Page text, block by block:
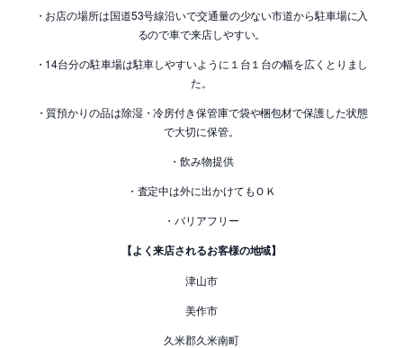
・お店の場所は国道53号線沿いで交通量の少ない市道から駐車場に入
るので車で来店しやすい。
・14台分の駐車場は駐車しやすいように１台１台の幅を広くとりまし
た。
・質預かりの品は除湿・冷房付き保管庫で袋や梱包材で保護した状態
で大切に保管。
・飲み物提供
・査定中は外に出かけてもＯＫ
・バリアフリー
【よく来店されるお客様の地域】
津山市
美作市
久米郡久米南町